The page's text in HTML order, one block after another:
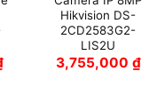
Hikvision DS-
2CD2583G2-
LIS2U
3,755,000 ₫